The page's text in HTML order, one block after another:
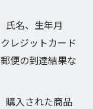
氏名、生年月
レジットカード
便の到達結果な
購入された商品